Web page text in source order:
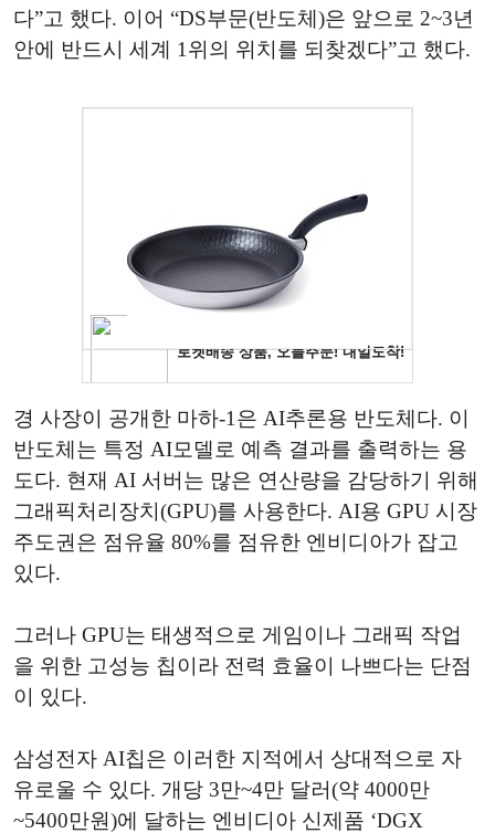
다”고 했다. 이어 “DS부문(반도체)은 앞으로 2~3년
안에 반드시 세계 1위의 위치를 되찾겠다”고 했다.
경 사장이 공개한 마하-1은 AI추론용 반도체다. 이
반도체는 특정 AI모델로 예측 결과를 출력하는 용
도다. 현재 AI 서버는 많은 연산량을 감당하기 위해
그래픽처리장치(GPU)를 사용한다. AI용 GPU 시장
주도권은 점유율 80%를 점유한 엔비디아가 잡고
있다.
그러나 GPU는 태생적으로 게임이나 그래픽 작업
을 위한 고성능 칩이라 전력 효율이 나쁘다는 단점
이 있다.
삼성전자 AI칩은 이러한 지적에서 상대적으로 자
유로울 수 있다. 개당 3만~4만 달러(약 4000만
~5400만원)에 달하는 엔비디아 신제품 ‘DGX